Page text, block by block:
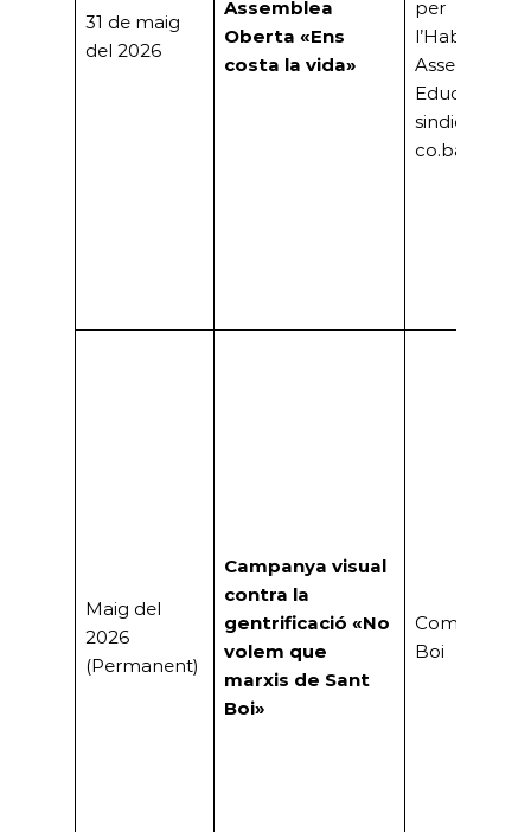
31 de maig
del 2026
Assemblea
Oberta «Ens
costa la vida»
per
l’Habitatge,
Assemblea
Educativa i
sindicats
co.bas)
Maig del
2026
(Permanent)
Campanya visual
contra la
gentrificació «No
volem que
marxis de Sant
Boi»
Comuns
Boi